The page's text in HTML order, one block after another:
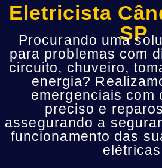
Eletricista
SP
Procurando uma
para problemas com
circuito, chuveiro,
energia?
emergenciais com
preciso e
assegurando a
funcionamento das